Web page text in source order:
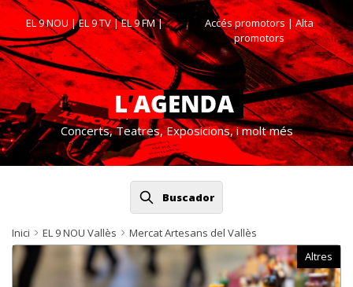
EL 9 NOU|EL 9 TV|EL 9 FM| Accés promotors| Alta
promotors
Concerts, Teatres, Exposicions, i molt més
Buscador
Inici EL 9 NOU Vallès Mercat Artesans del Vallès
Altres